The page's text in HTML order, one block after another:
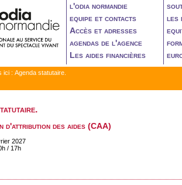
l'odia normandie
equipe et contacts
Accès et adresses
agendas de l'agence
Les aides financières
les
ici : Agenda statutaire.
d'attribution des aides (CAA)
2027
/ 17h